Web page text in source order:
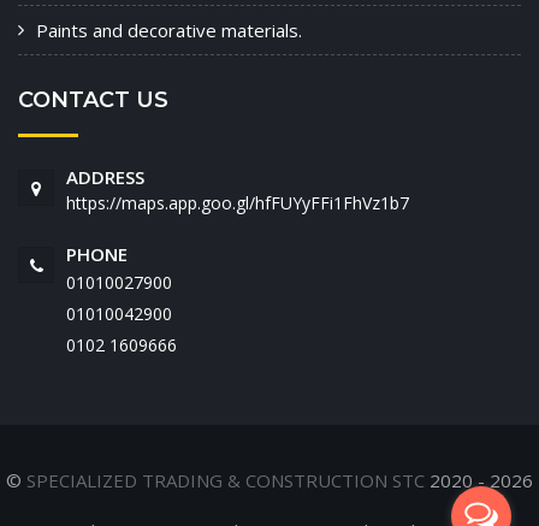
Paints and decorative materials.
CONTACT US
ADDRESS
https://maps.app.goo.gl/hfFUYyFFi1FhVz1b7
PHONE
01010027900
01010042900
‭0102 1609666‬
© SPECIALIZED TRADING & CONSTRUCTION STC 2020 - 2026